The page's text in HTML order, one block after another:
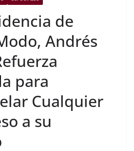
de
Andrés
para
Cualquier
a su